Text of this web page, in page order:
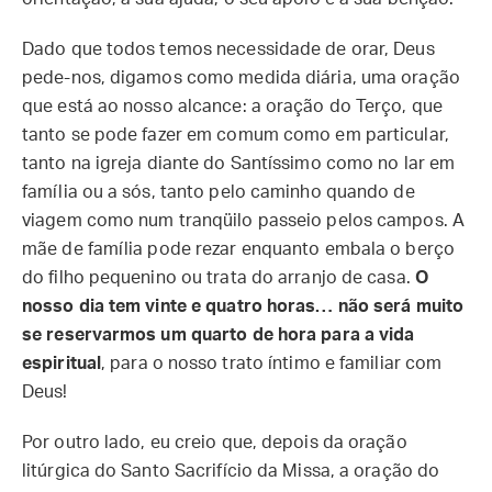
Dado que todos temos necessidade de orar, Deus
pede-nos, digamos como medida diária, uma oração
que está ao nosso alcance: a oração do Terço, que
tanto se pode fazer em comum como em particular,
tanto na igreja diante do Santíssimo como no lar em
família ou a sós, tanto pelo caminho quando de
viagem como num tranqüilo passeio pelos campos. A
mãe de família pode rezar enquanto embala o berço
do filho pequenino ou trata do arranjo de casa. O
nosso dia tem vinte e quatro horas… não será muito
se reservarmos um quarto de hora para a vida
espiritual , para o nosso trato íntimo e familiar com
Deus!
Por outro lado, eu creio que, depois da oração
litúrgica do Santo Sacrifício da Missa, a oração do